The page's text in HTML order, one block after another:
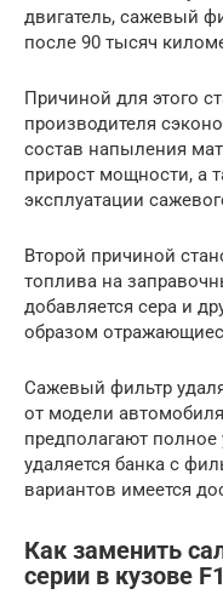
двигатель, сажевый
после 90 тысяч
Причиной для этого
производителя
состав напыления
прирост мощности, а
эксплуатации
Второй причиной
топлива на
добавляется сера и
образом
Сажевый фильтр
от модели
предполагают полное
удаляется банка с
вариантов имеется
Как заменить
серии в кузове